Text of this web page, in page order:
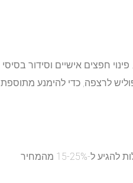
חפצים אישיים וסידור בסיסי
לרצפה, כדי להימנע מתוספת
חברות ניקיון רבות מציעות הנחות משמעותיות ללקוחות קבועים, שיכולות להגיע ל-15-25% מהמחיר